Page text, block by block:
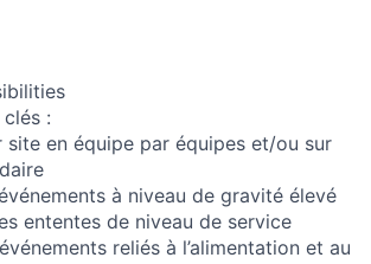
:
site en équipe par équipes et/ou sur
à niveau de gravité élevé
ententes de niveau de service
reliés à l’alimentation et au